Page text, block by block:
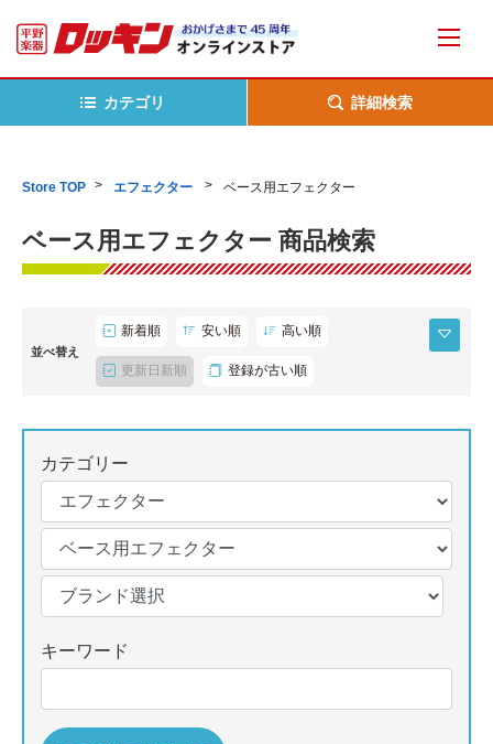
カテゴリ 詳細検索
Store TOP エフェクター ベース用エフェクター
ベース用エフェクター 商品検索
並べ替え
新着順 安い順 高い順
更新日新順 登録が古い順
カテゴリー
キーワード